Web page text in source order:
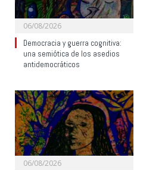
06/08/2026
Democracia y guerra cognitiva:
una semiótica de los asedios
antidemocráticos
06/08/2026